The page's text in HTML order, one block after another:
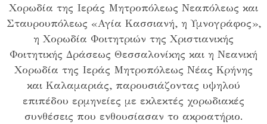
Χορωδία της Ιεράς Μητροπόλεως Νεαπόλεως και
Σταυρουπόλεως «Αγία Κασσιανή, η Υμνογράφος»,
η Χορωδία Φοιτητριών της Χριστιανικής
Φοιτητικής Δράσεως Θεσσαλονίκης και η Νεανική
Χορωδία της Ιεράς Μητροπόλεως Νέας Κρήνης
και Καλαμαριάς, παρουσιάζοντας υψηλού
επιπέδου ερμηνείες με εκλεκτές χορωδιακές
συνθέσεις που ενθουσίασαν το ακροατήριο.